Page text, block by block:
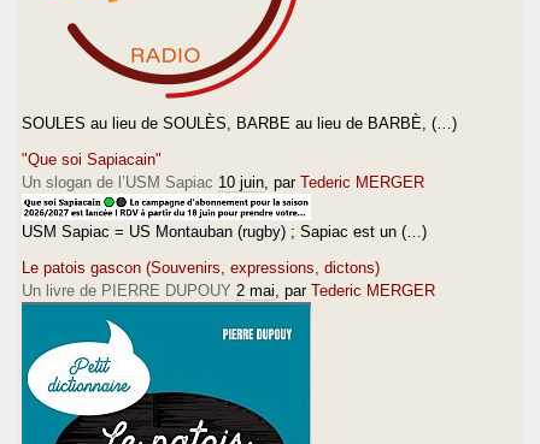
SOULES au lieu de SOULÈS, BARBE au lieu de BARBÈ, (…)
"Que soi Sapiacain"
Un slogan de l’USM Sapiac 10 juin , par Tederic MERGER
USM Sapiac = US Montauban (rugby) ; Sapiac est un (…)
Le patois gascon (Souvenirs, expressions, dictons)
Un livre de PIERRE DUPOUY 2 mai , par Tederic MERGER